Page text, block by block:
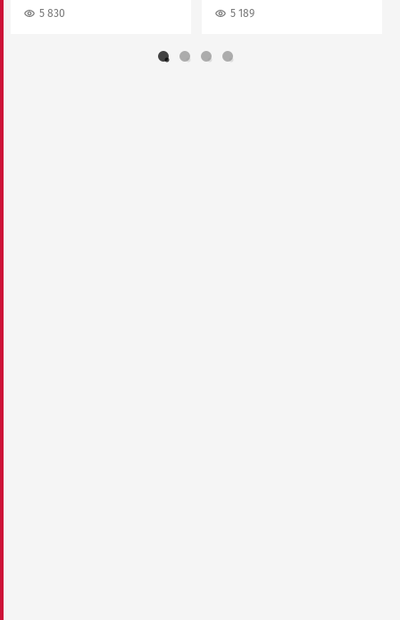
5 830 5 189